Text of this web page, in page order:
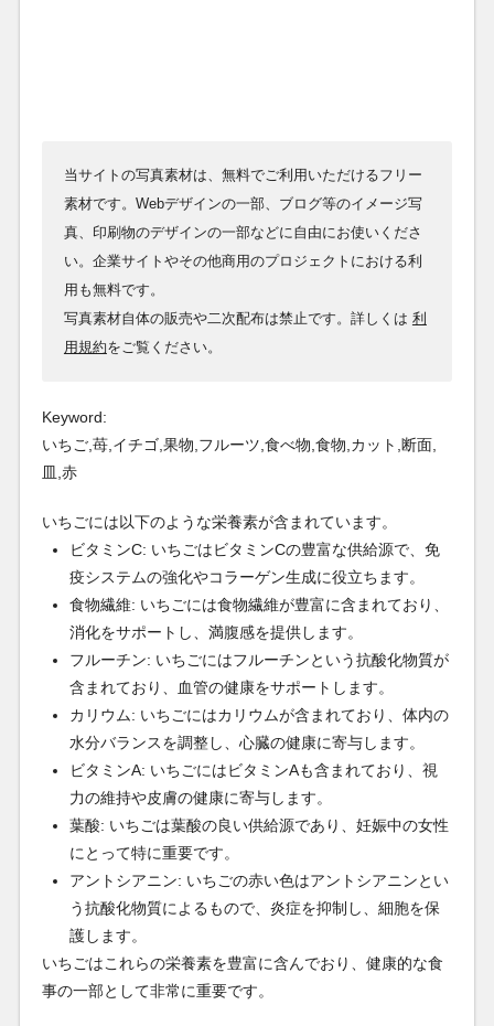
当サイトの写真素材は、無料でご利用いただけるフリー
素材です。Webデザインの一部、ブログ等のイメージ写
真、印刷物のデザインの一部などに自由にお使いくださ
い。企業サイトやその他商用のプロジェクトにおける利
用も無料です。
写真素材自体の販売や二次配布は禁止です。詳しくは 利
用規約をご覧ください。
Keyword:
いちご,苺,イチゴ,果物,フルーツ,食べ物,食物,カット,断面,
皿,赤
いちごには以下のような栄養素が含まれています。
ビタミンC: いちごはビタミンCの豊富な供給源で、免
疫システムの強化やコラーゲン生成に役立ちます。
食物繊維: いちごには食物繊維が豊富に含まれており、
消化をサポートし、満腹感を提供します。
フルーチン: いちごにはフルーチンという抗酸化物質が
含まれており、血管の健康をサポートします。
カリウム: いちごにはカリウムが含まれており、体内の
水分バランスを調整し、心臓の健康に寄与します。
ビタミンA: いちごにはビタミンAも含まれており、視
力の維持や皮膚の健康に寄与します。
葉酸: いちごは葉酸の良い供給源であり、妊娠中の女性
にとって特に重要です。
アントシアニン: いちごの赤い色はアントシアニンとい
う抗酸化物質によるもので、炎症を抑制し、細胞を保
護します。
いちごはこれらの栄養素を豊富に含んでおり、健康的な食
事の一部として非常に重要です。